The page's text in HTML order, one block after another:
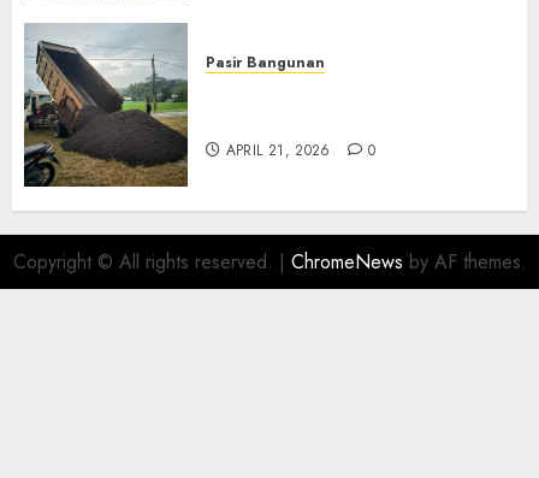
Pasir Bangunan
APRIL 21, 2026 0
Copyright © All rights reserved. | ChromeNews by AF themes.